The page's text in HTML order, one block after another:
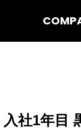
入社1年目